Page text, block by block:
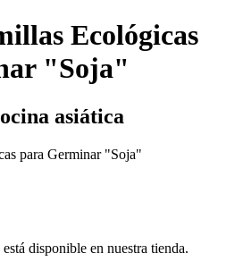
Ecológicas
"Soja"
asiática
para Germinar "Soja"
disponible en nuestra tienda.